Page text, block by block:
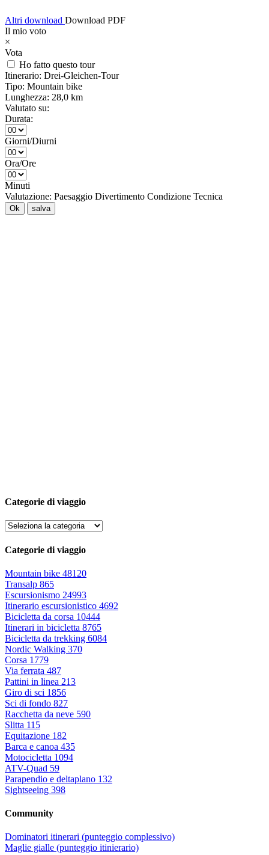
Altri download Download PDF
Il mio voto
×
Vota
Ho fatto questo tour
Itinerario: Drei-Gleichen-Tour
Tipo: Mountain bike
Lunghezza: 28,0 km
Valutato su:
Durata:
Giorni/Diurni
Ora/Ore
Minuti
Valutazione: Paesaggio Divertimento Condizione Tecnica
Ok salva
Categorie di viaggio
Categorie di viaggio
Mountain bike 48120
Transalp 865
Escursionismo 24993
Itinerario escursionistico 4692
Bicicletta da corsa 10444
Itinerari in bicicletta 8765
Bicicletta da trekking 6084
Nordic Walking 370
Corsa 1779
Via ferrata 487
Pattini in linea 213
Giro di sci 1856
Sci di fondo 827
Racchetta da neve 590
Slitta 115
Equitazione 182
Barca e canoa 435
Motocicletta 1094
ATV-Quad 59
Parapendio e deltaplano 132
Sightseeing 398
Community
Dominatori itinerari (punteggio complessivo)
Maglie gialle (punteggio itinierario)